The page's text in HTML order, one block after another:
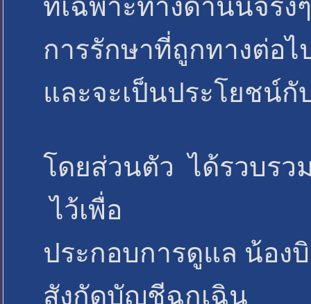
ที่เฉพาะทางด้านนี้จริ
การรักษาที่ถูกทางต่อไ
และจะเป็นประโยชน์
โดยส่วนตัว ได้รวบรว
ไว้เพื่อ
ประกอบการดูแล น้อง
สังกัดบัญชีฉุกเฉิน